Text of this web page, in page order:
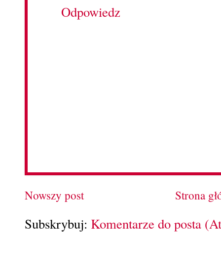
Odpowiedz
Nowszy post Strona
Subskrybuj: Komentarze do posta